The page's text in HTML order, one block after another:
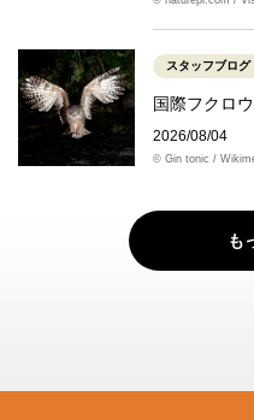
スタッフブログ
国際フクロ
2026/08/04
© Gin tonic /
も